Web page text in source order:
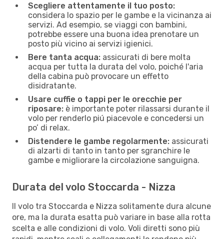
Scegliere attentamente il tuo posto:
considera lo spazio per le gambe e la vicinanza ai
servizi. Ad esempio, se viaggi con bambini,
potrebbe essere una buona idea prenotare un
posto più vicino ai servizi igienici.
Bere tanta acqua: assicurati di bere molta
acqua per tutta la durata del volo, poiché l'aria
della cabina può provocare un effetto
disidratante.
Usare cuffie o tappi per le orecchie per
riposare: è importante poter rilassarsi durante il
volo per renderlo piú piacevole e concedersi un
po’ di relax.
Distendere le gambe regolarmente: assicurati
di alzarti di tanto in tanto per sgranchire le
gambe e migliorare la circolazione sanguigna.
Durata del volo Stoccarda - Nizza
Il volo tra Stoccarda e Nizza solitamente dura alcune
ore, ma la durata esatta può variare in base alla rotta
scelta e alle condizioni di volo. Voli diretti sono più